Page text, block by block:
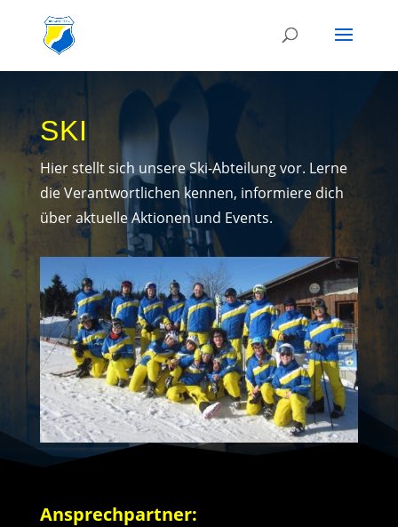
SKI
Hier stellt sich unsere Ski-Abteilung vor. Lerne
die Verantwortlichen kennen, informiere dich
über aktuelle Aktionen und Events.
Ansprechpartner: